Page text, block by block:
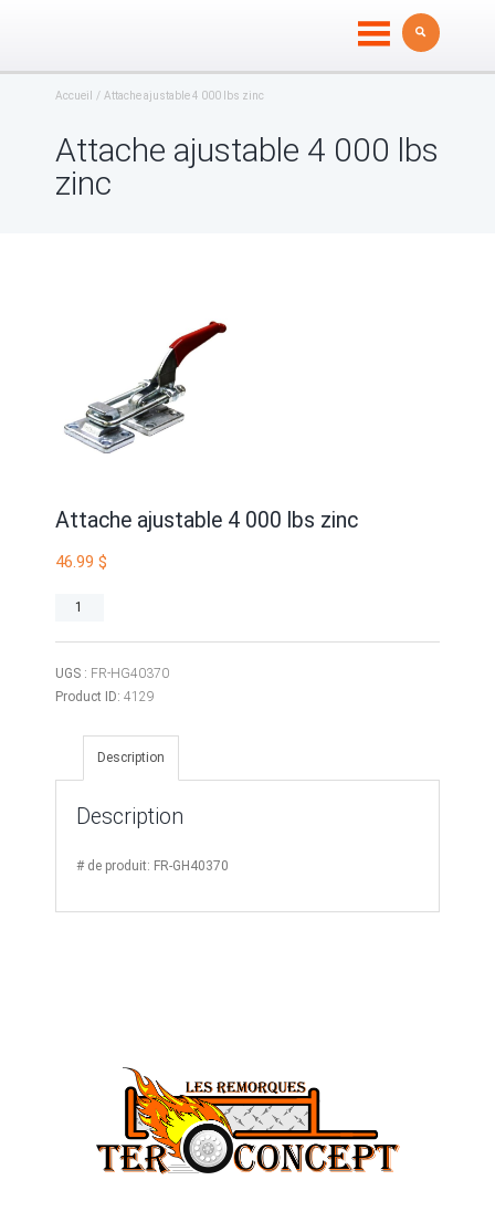
Accueil Attache ajustable 4 000 lbs zinc
Attache ajustable 4 000 lbs
zinc
Attache ajustable 4 000 lbs zinc
46.99 $
quantité
ajustable
4
UGS : FR-HG40370
Product ID: 4129
Description
Description
# de produit: FR-GH40370